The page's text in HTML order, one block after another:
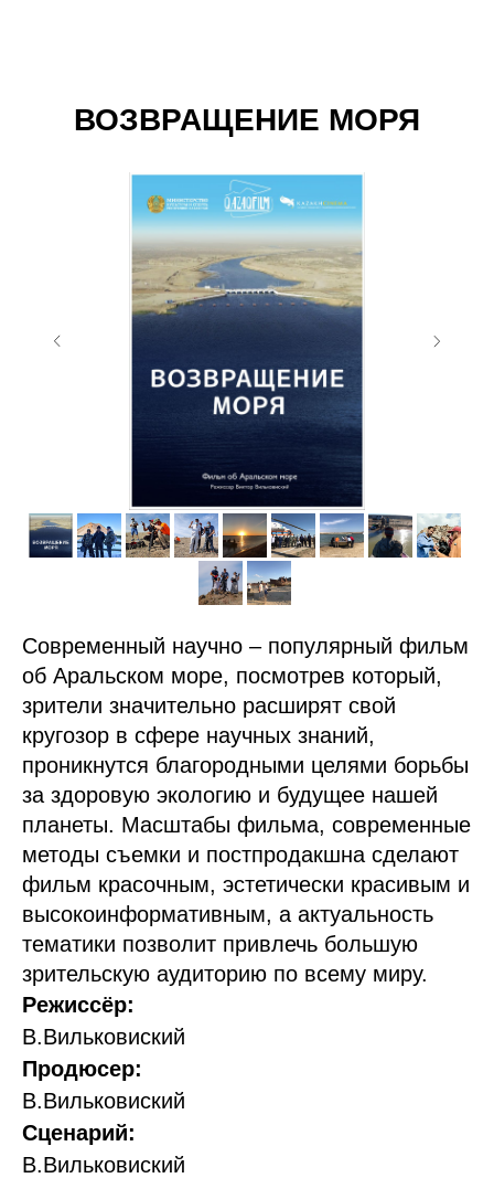
ВОЗВРАЩЕНИЕ МОРЯ
Современный научно – популярный фильм
об Аральском море, посмотрев который,
зрители значительно расширят свой
кругозор в сфере научных знаний,
проникнутся благородными целями борьбы
за здоровую экологию и будущее нашей
планеты. Масштабы фильма, современные
методы съемки и постпродакшна сделают
фильм красочным, эстетически красивым и
высокоинформативным, а актуальность
тематики позволит привлечь большую
зрительскую аудиторию по всему миру.
Режиссёр:
В.Вильковиский
Продюсер:
В.Вильковиский
Сценарий:
В.Вильковиский